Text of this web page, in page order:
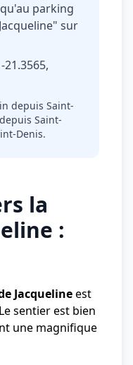
parking
sur
-21.3565,
depuis Saint-
Saint-
Denis.
la
:
Jacquelineest
sentier est bien
une magnifique